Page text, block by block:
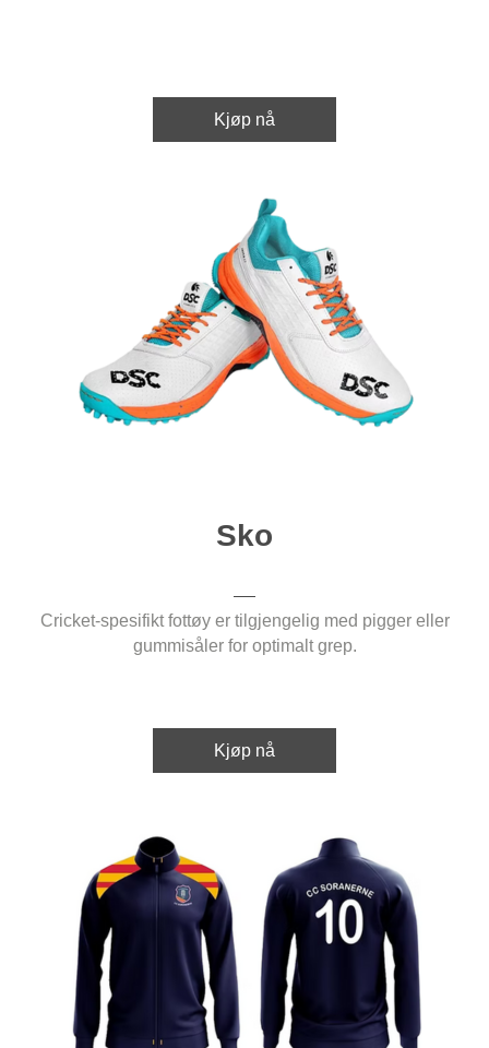
Kjøp nå
Sko
Cricket-spesifikt fottøy er tilgjengelig med pigger eller
gummisåler for optimalt grep.
Kjøp nå